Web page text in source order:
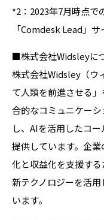
*2：2023年7月時点で
「Comdesk Lead」サ
■株式会社Widsleyに
株式会社Widsley（ウ
て人類を前進させる
合的なコミュニケー
し、AIを活用したコ
提供しています。企
化と収益化を支援す
新テクノロジーを活
います。